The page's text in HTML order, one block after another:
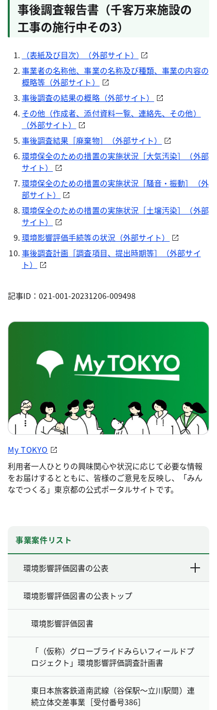
事後調査報告書（千客万来施設の
工事の施行中その3）
（表紙及び目次）（外部サイト）
事業者の名称他、事業の名称及び種類、事業の内容の
概略等（外部サイト）
事後調査の結果の概略（外部サイト）
その他（作成者、添付資料一覧、連絡先、その他）
（外部サイト）
事後調査結果［廃棄物］（外部サイト）
環境保全のための措置の実施状況［大気汚染］（外部
サイト）
環境保全のための措置の実施状況［騒音・振動］（外
部サイト）
環境保全のための措置の実施状況［土壌汚染］（外部
サイト）
環境影響評価手続等の状況（外部サイト）
事後調査計画［調査項目、提出時期等］（外部サイ
ト）
記事ID：021-001-20231206-009498
My TOKYO
利用者一人ひとりの興味関心や状況に応じて必要な情報
をお届けするとともに、皆様のご意見を反映し、「みん
なでつくる」東京都の公式ポータルサイトです。
事業案件リスト
環境影響評価図書の公表
環境影響評価図書の公表トップ
環境影響評価図書
「（仮称）グローブライドみらいフィールドプ
ロジェクト」環境影響評価調査計画書
東日本旅客鉄道南武線（谷保駅～立川駅間）連
続立体交差事業［受付番号386］